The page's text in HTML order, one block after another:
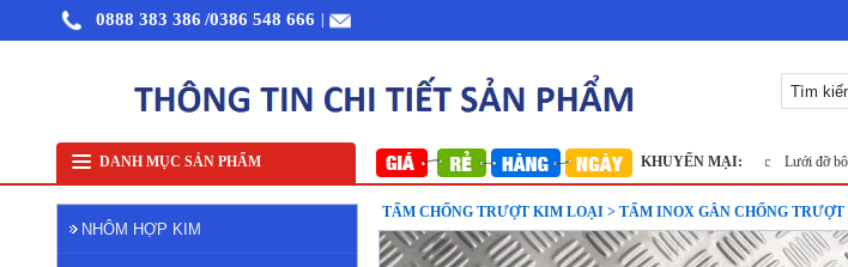
0888 383 386 /0386 548 666
DANH MỤC SẢN PHẨM KHUYẾN MẠI:
Nhôm cuộn cắt lẻ Nhôm cuộn A1050 Nhôm bảo ôn cuộn mỏng A1050 Lưới inox 304 Lưới inox Miền Bắc Lưới đỡ bông
NHÔM HỢP KIM
TẤM CHỐNG TRƯỢT KIM LOẠI > TẤM INOX GÂN CHỐNG TRƯỢT